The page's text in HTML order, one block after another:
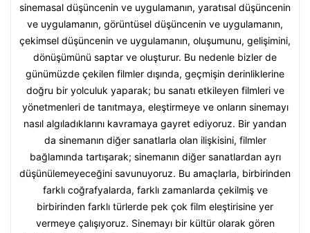
sinemasal düşüncenin ve uygulamanın, yaratısal düşüncenin
ve uygulamanın, görüntüsel düşüncenin ve uygulamanın,
çekimsel düşüncenin ve uygulamanın, oluşumunu, gelişimini,
dönüşümünü saptar ve oluşturur. Bu nedenle bizler de
günümüzde çekilen filmler dışında, geçmişin derinliklerine
doğru bir yolculuk yaparak; bu sanatı etkileyen filmleri ve
yönetmenleri de tanıtmaya, eleştirmeye ve onların sinemayı
nasıl algıladıklarını kavramaya gayret ediyoruz. Bir yandan
da sinemanın diğer sanatlarla olan ilişkisini, filmler
bağlamında tartışarak; sinemanın diğer sanatlardan ayrı
düşünülemeyeceğini savunuyoruz. Bu amaçlarla, birbirinden
farklı coğrafyalarda, farklı zamanlarda çekilmiş ve
birbirinden farklı türlerde pek çok film eleştirisine yer
vermeye çalışıyoruz. Sinemayı bir kültür olarak gören